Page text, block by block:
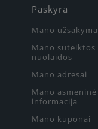
Paskyra
Mano
Mano suteiktos
nuolaidos
Mano adresai
Mano asmeninė
informacija
Mano kuponai